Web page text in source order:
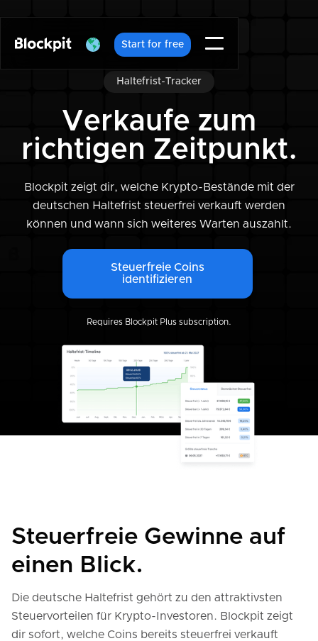
Start for free
Haltefrist-Tracker
Verkaufe zum
richtigen Zeitpunkt.
Blockpit zeigt dir, welche Krypto-Bestände mit der
deutschen Haltefrist steuerfrei verkauft werden
können und wann sich weiteres Warten auszahlt.
Steuerfreie Coins
identifizieren
Requires Blockpit Plus subscription.
Steuerfreie Gewinne auf
einen Blick.
Die deutsche Haltefrist gehört zu den attraktivsten
Steuervorteilen für Krypto-Investoren. Blockpit zeigt
dir sofort, welche Coins bereits steuerfrei verkauft